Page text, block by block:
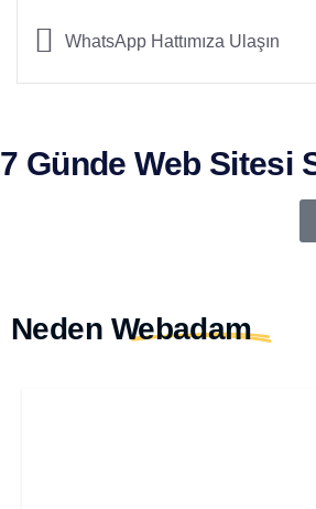
WhatsApp Hattımıza Ulaşın
7 Günde Web Sitesi
Neden Webadam